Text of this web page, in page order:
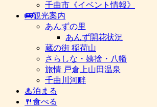
千曲市《イベント情報》
🚌観光案内
あんずの里
あんず開花状況
蔵の街 稲荷山
さらしな・姨捨・八幡
旅情 戸倉上山田温泉
千曲川河畔
♨泊まる
🍴食べる